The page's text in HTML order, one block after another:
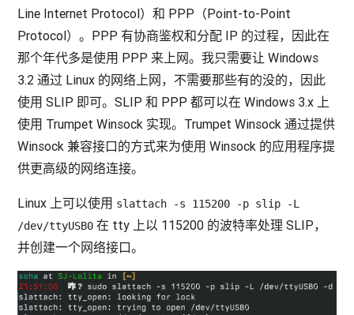
Line Internet Protocol）和 PPP（Point-to-Point
Protocol）。PPP 有协商鉴权和分配 IP 的过程，因此在
那个年代多是使用 PPP 来上网。我只需要让 Windows
3.2 通过 Linux 的网络上网，不需要那些有的没的，因此
使用 SLIP 即可。SLIP 和 PPP 都可以在 Windows 3.x 上
使用 Trumpet Winsock 实现。Trumpet Winsock 通过提供
Winsock 兼容接口的方式来为使用 Winsock 的应用程序提
供更高级的网络连接。
Linux 上可以使用 slattach -s 115200 -p slip -L
/dev/ttyUSB0 在 tty 上以 115200 的波特率处理 SLIP，
并创建一个网络接口。